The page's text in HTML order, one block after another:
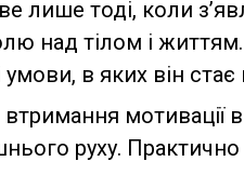
лише тоді, коли
над тілом і
в яких він
мотивації
руху.